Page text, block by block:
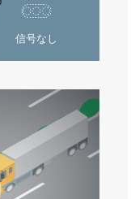
信号なし